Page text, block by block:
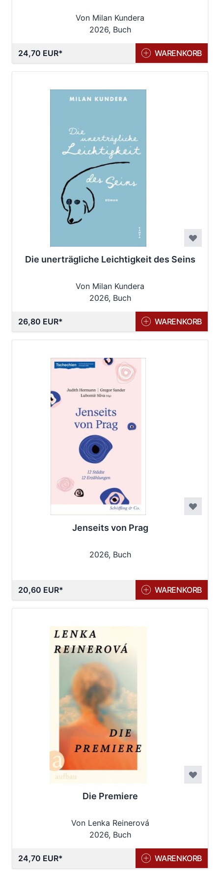
Von Milan Kundera
2026, Buch
24,70 EUR WARENKORB
Die unerträgliche Leichtigkeit des Seins
Von Milan Kundera
2026, Buch
26,80 EUR WARENKORB
Jenseits von Prag
2026, Buch
20,60 EUR WARENKORB
Die Premiere
Von Lenka Reinerová
2026, Buch
24,70 EUR WARENKORB